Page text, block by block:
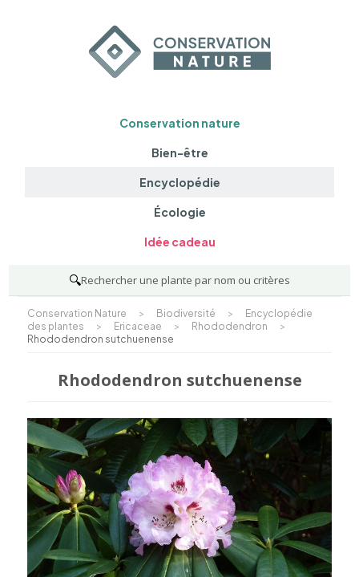
Conservation nature
Bien-être
Encyclopédie
Écologie
Idée cadeau
🔍Rechercher une plante par nom ou critères
Conservation Nature > Biodiversité >
Encyclopédie
des plantes
> Ericaceae > Rhododendron
>
Rhododendron sutchuenense
Rhododendron sutchuenense